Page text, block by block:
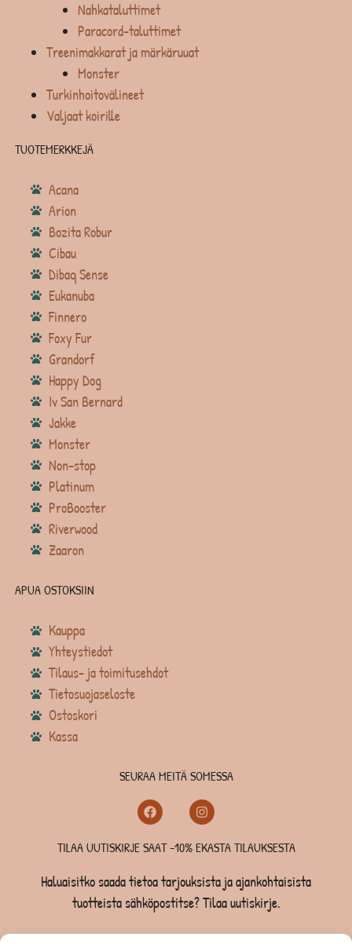
Nahkataluttimet
Paracord-taluttimet
Treenimakkarat ja märkäruuat
Monster
Turkinhoitovälineet
Valjaat koirille
TUOTEMERKKEJÄ
Acana
Arion
Bozita Robur
Cibau
Dibaq Sense
Eukanuba
Finnero
Foxy Fur
Grandorf
Happy Dog
Iv San Bernard
Jakke
Monster
Non-stop
Platinum
ProBooster
Riverwood
Zaaron
APUA OSTOKSIIN
Kauppa
Yhteystiedot
Tilaus- ja toimitusehdot
Tietosuojaseloste
Ostoskori
Kassa
SEURAA MEITÄ SOMESSA
TILAA UUTISKIRJE SAAT -10% EKASTA TILAUKSESTA
Haluaisitko saada tietoa tarjouksista ja ajankohtaisista
tuotteista sähköpostitse? Tilaa uutiskirje.